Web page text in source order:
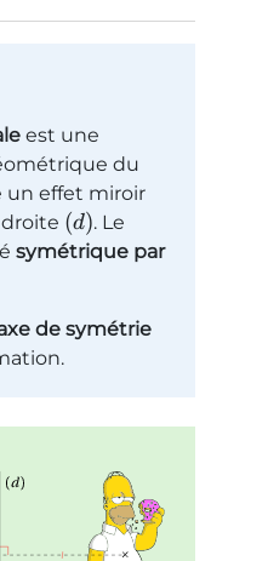
est une
du
un effet miroir
(d). Le
symétrique par
de symétrie